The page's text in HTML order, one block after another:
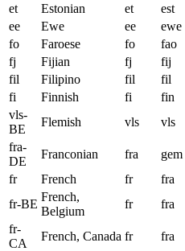
et
Estonian et est
ee
Ewe ee ewe
fo
Faroese fo fao
fj
Fijian fj fij
fil
Filipino fil fil
fi
Finnish fi fin
vls-
BE
Flemish vls vls
fra-
DE
Franconian fra gem
fr
French fr fra
fr-BE
French,
Belgium
fr fra
fr-
CA
French, Canada fr fra